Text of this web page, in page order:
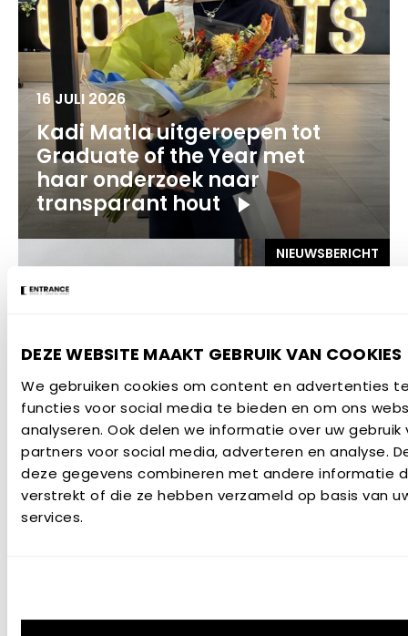
DEZE WEBSITE MAAKT GEBRUIK VAN COOKIES
We gebruiken cookies om content en advertenties
functies voor social media te bieden en om ons
analyseren. Ook delen we informatie over uw
partners voor social media, adverteren en analyse.
deze gegevens combineren met andere informatie
verstrekt of die ze hebben verzameld op basis van
services.
16 JULI 2026
Kadi Matla uitgeroepen tot
Graduate of the Year met
haar onderzoek naar
transparant hout
NIEUWSBERICHT
13 JULI 2026
Internationale studenten
strijden in Groningen om titel
NIEUWSBERICHT